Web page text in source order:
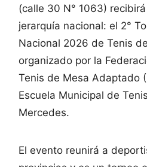
(calle 30 N° 1063)
jerarquía nacional: el 2°
Nacional 2026 de Tenis
organizado por la
Tenis de Mesa Adaptado
Escuela Municipal de
Mercedes.
El evento reunirá a